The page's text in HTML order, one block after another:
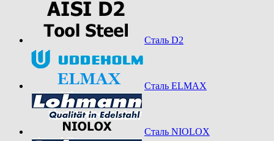
Сталь D2
Сталь ELMAX
Сталь NIOLOX